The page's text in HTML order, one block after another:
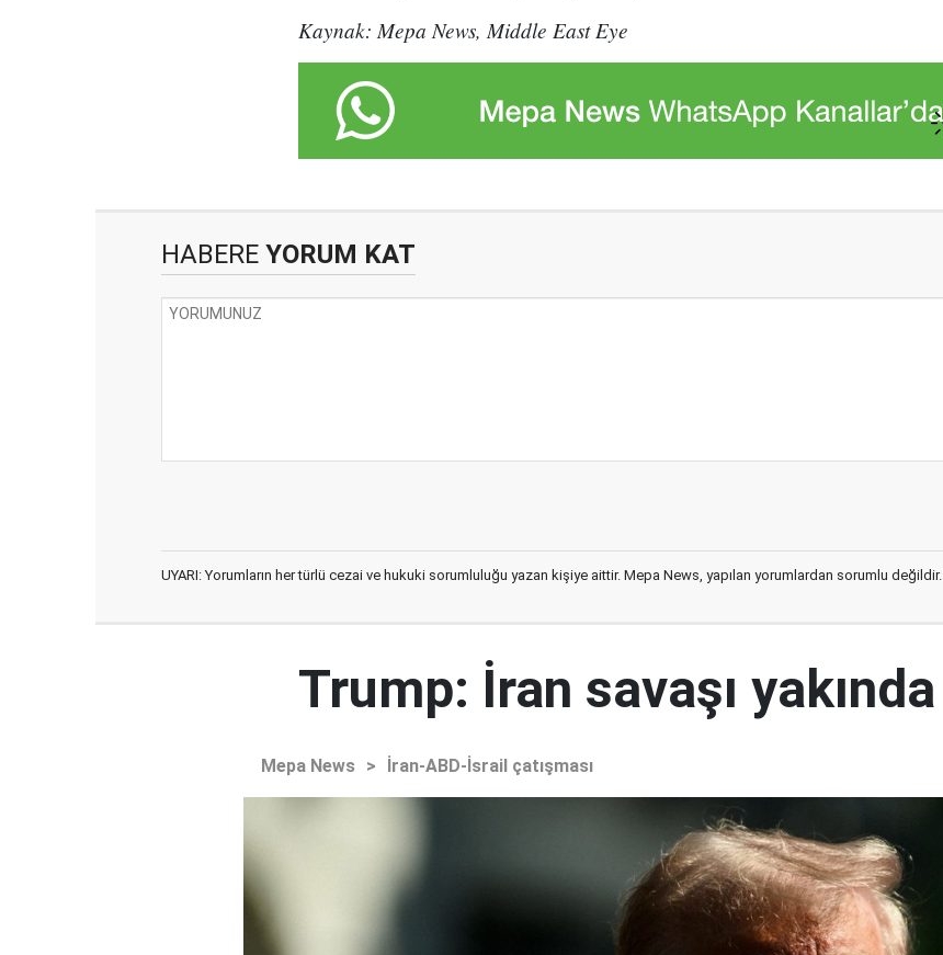
Kaynak: Mepa News, Middle East Eye
HABERE YORUM KAT
UYARI: Yorumların her türlü cezai ve hukuki sorumluluğu yazan kişiye aittir. Mepa News, yapılan yorumlardan sorumlu
Trump: İran savaşı
Mepa News > İran-ABD-İsrail çatışması